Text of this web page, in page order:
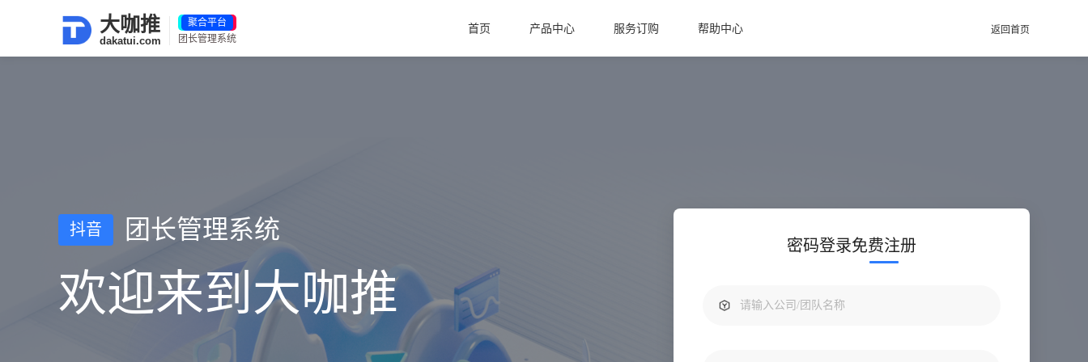
大咖推
dakatui.com 团长管理系统
首页 产品中心 服务订购 帮助中心 返回首页
抖音 团长管理系统
欢迎来到大咖推
密码登录免费注册